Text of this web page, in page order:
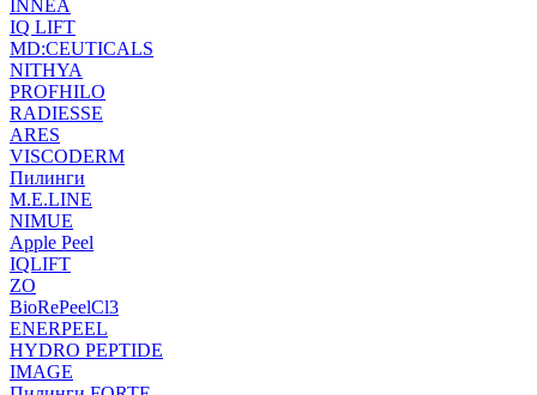
INNEA
IQ LIFT
MD:CEUTICALS
NITHYA
PROFHILO
RADIESSE
ARES
VISCODERM
Пилинги
M.E.LINE
NIMUE
Apple Peel
IQLIFT
ZO
BioRePeelCl3
ENERPEEL
HYDRO PEPTIDE
IMAGE